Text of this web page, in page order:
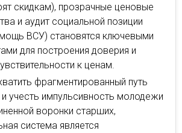
скидкам), прозрачные ценовые
и аудит социальной позиции
ВСУ) становятся ключевыми
для построения доверия и
к ценам.
фрагментированный путь
и учесть импульсивность молодежи
воронки старших,
система является